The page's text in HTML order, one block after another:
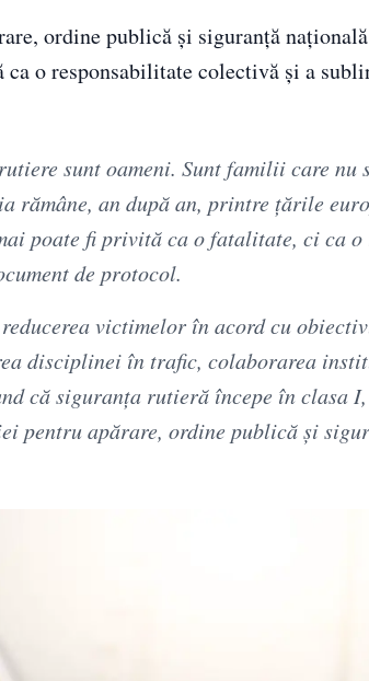
ordine publică și siguranță
o responsabilitate colectivă și a
sunt oameni. Sunt familii care nu
rămâne, an după an, printre țările
poate fi privită ca o fatalitate, ci ca o
de protocol.
victimelor în acord cu
disciplinei în trafic, colaborarea
că siguranța rutieră începe în clasa
pentru apărare, ordine publică și